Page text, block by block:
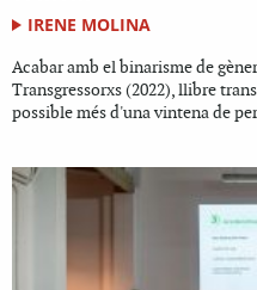
IRENE MOLINA
Acabar amb el binarisme de
Transgressorxs (2022), llibre
possible més d'una vintena de